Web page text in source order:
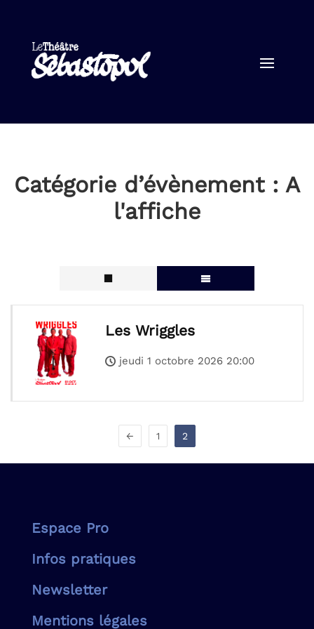
Catégorie d’évènement : A
l'affiche
Les Wriggles
jeudi 1 octobre 2026 20:00
← 1 2
Espace Pro
Infos pratiques
Newsletter
Mentions légales